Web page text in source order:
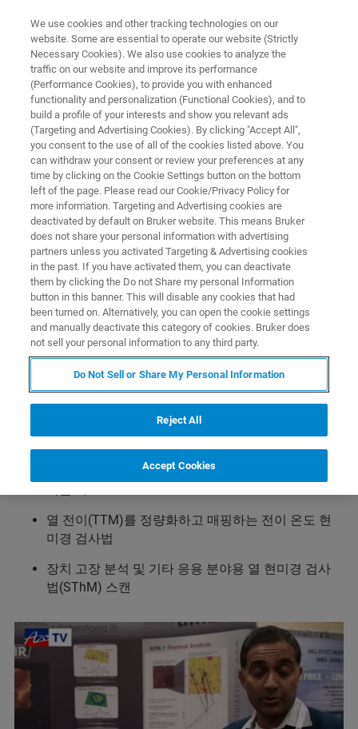
나노 스케일 적외선 분광법
나노 스케일 열 분석
브루커가 개척한 나노열 분석은 AFM과 통합됩
니다.
브루커가 개척한 나노열 분석(나노TA)은 AFM과 통합되는
모듈로 사용할 수 있습니다. 전 세계 수백 개의 실험실이 나
노TA를 사용하여 기존의 열 분석의 한계를 뛰어넘어 다음
과 같은 통찰력을 얻을 수 있습니다.
폴리머 블렌드 내의 박막 및 나노스케일 도메인에 대
중합체 교차 연결의 공간 적 변화; 코팅의 치료 속도/
열 전이(TTM)를 정량화하고 매핑하는 전이 온도 현
미경 검사법
장치 고장 분석 및 기타 응용 분야용 열 현미경 검사
법(SThM) 스캔
We use cookies and other tracking technologies on our
website. Some are essential to operate our website (Strictly
Necessary Cookies). We also use cookies to analyze the
traffic on our website and improve its performance
(Performance Cookies), to provide you with enhanced
functionality and personalization (Functional Cookies), and to
build a profile of your interests and show you relevant ads
(Targeting and Advertising Cookies). By clicking "Accept All",
you consent to the use of all of the cookies listed above. You
can withdraw your consent or review your preferences at any
time by clicking on the Cookie Settings button on the bottom
left of the page. Please read our Cookie/Privacy Policy for
more information. Targeting and Advertising cookies are
deactivated by default on Bruker website. This means Bruker
does not share your personal information with advertising
partners unless you activated Targeting & Advertising cookies
in the past. If you have activated them, you can deactivate
them by clicking the Do not Share my personal Information
button in this banner. This will disable any cookies that had
been turned on. Alternatively, you can open the cookie settings
and manually deactivate this category of cookies. Bruker does
not sell your personal information to any third party.
Do Not Sell or Share My Personal Information
Reject All
Accept Cookies